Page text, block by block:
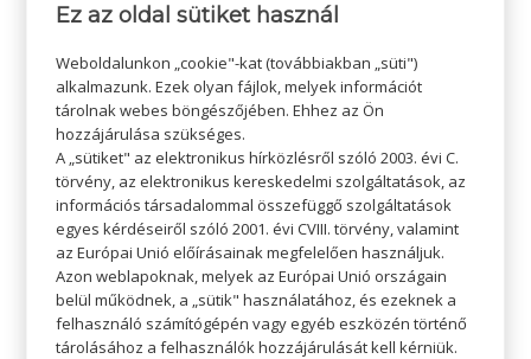
KERESÉS
Ez az oldal sütiket használ
Weboldalunkon „cookie"-kat (továbbiakban „süti")
alkalmazunk. Ezek olyan fájlok, melyek információt
tárolnak webes böngészőjében. Ehhez az Ön
hozzájárulása szükséges.
A „sütiket" az elektronikus hírközlésről szóló 2003. évi C.
törvény, az elektronikus kereskedelmi szolgáltatások, az
információs társadalommal összefüggő szolgáltatások
egyes kérdéseiről szóló 2001. évi CVIII. törvény, valamint
az Európai Unió előírásainak megfelelően használjuk.
Azon weblapoknak, melyek az Európai Unió országain
belül működnek, a „sütik" használatához, és ezeknek a
felhasználó számítógépén vagy egyéb eszközén történő
tárolásához a felhasználók hozzájárulását kell kérniük.